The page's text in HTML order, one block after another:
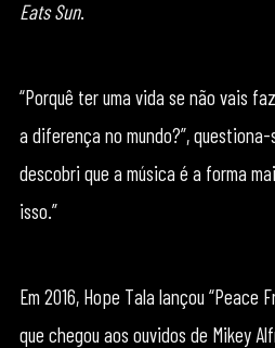
Eats Sun.
“Porquê ter uma vida se não vais
a diferença no mundo?”,
descobri que a música é a forma
isso.”
Em 2016, Hope Tala lançou “Peace
que chegou aos ouvidos de Mikey